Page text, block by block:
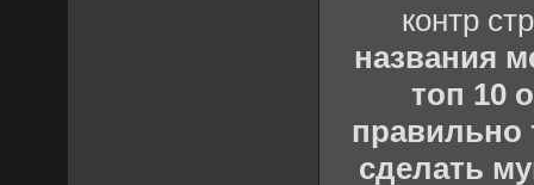
контр
названия
топ 10
правильно
сделать